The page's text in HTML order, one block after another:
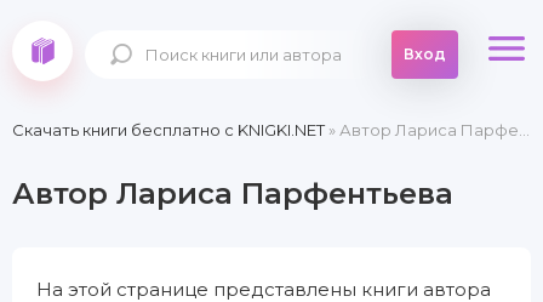
Вход
Скачать книги бесплатно c KNIGKI.NET» Автор Лариса Парфентьева
Автор Лариса Парфентьева
На этой странице представлены книги автора